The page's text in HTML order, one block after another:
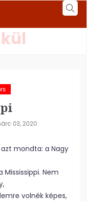
03, 2020
mondta: a Nagy
Mississippi. Nem
volnék képes,